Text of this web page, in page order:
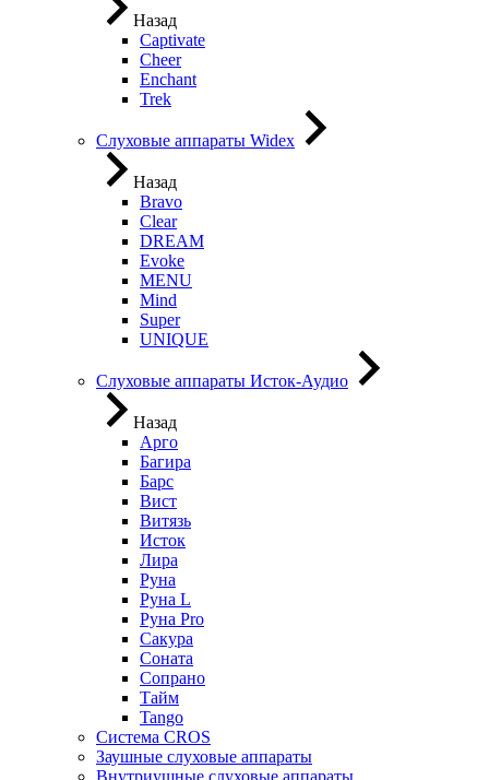
Назад
Captivate
Cheer
Enchant
Trek
Слуховые аппараты Widex
Назад
Bravo
Clear
DREAM
Evoke
MENU
Mind
Super
UNIQUE
Слуховые аппараты Исток-Аудио
Назад
Арго
Багира
Барс
Вист
Витязь
Исток
Лира
Руна
Руна L
Руна Pro
Сакура
Соната
Сопрано
Тайм
Tango
Система CROS
Заушные слуховые аппараты